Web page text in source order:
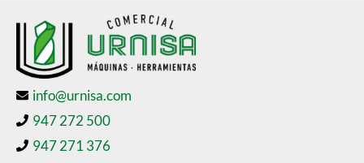
info@urnisa.com
947 272 500
947 271 376